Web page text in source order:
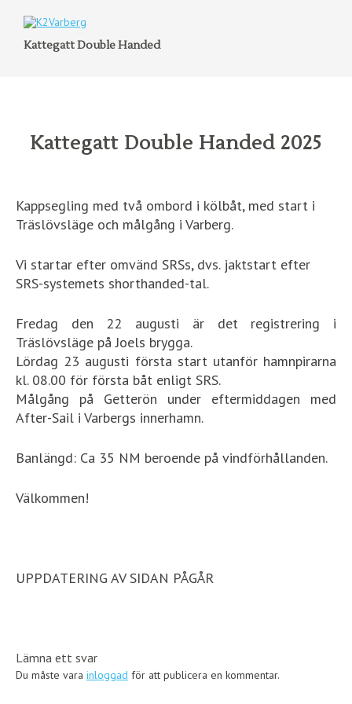
Kattegatt Double Handed
Kattegatt Double Handed 2025
Kappsegling med två ombord i kölbåt, med start i
Träslövsläge och målgång i Varberg.
Vi startar efter omvänd SRSs, dvs. jaktstart efter
SRS-systemets shorthanded-tal.
Fredag den 22 augusti är det registrering i
Träslövsläge på Joels brygga.
Lördag 23 augusti första start utanför hamnpirarna
kl. 08.00 för första båt enligt SRS.
Målgång på Getterön under eftermiddagen med
After-Sail i Varbergs innerhamn.
Banlängd: Ca 35 NM beroende på vindförhållanden.
Välkommen!
UPPDATERING AV SIDAN PÅGÅR
Lämna ett svar
Du måste vara inloggad för att publicera en kommentar.